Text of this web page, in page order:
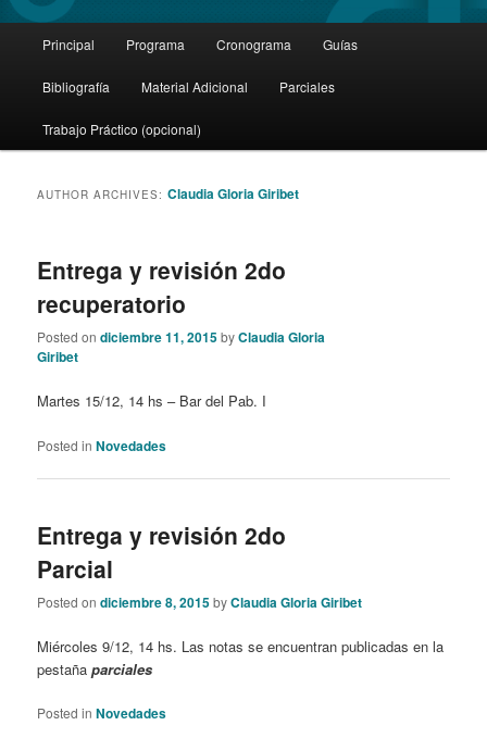
Skip
to
primary
content
Skip
to
secondary
content
Principal Programa Cronograma Guías
Bibliografía Material Adicional Parciales
Trabajo Práctico (opcional)
AUTHOR ARCHIVES:Claudia Gloria Giribet
Entrega y revisión 2do
recuperatorio
Posted ondiciembre 11, 2015byClaudia Gloria
Giribet
Martes 15/12, 14 hs – Bar del Pab. I
Posted in Novedades
Entrega y revisión 2do
Parcial
Posted ondiciembre 8, 2015byClaudia Gloria Giribet
Miércoles 9/12, 14 hs. Las notas se encuentran publicadas en la
pestañaparciales
Posted in Novedades